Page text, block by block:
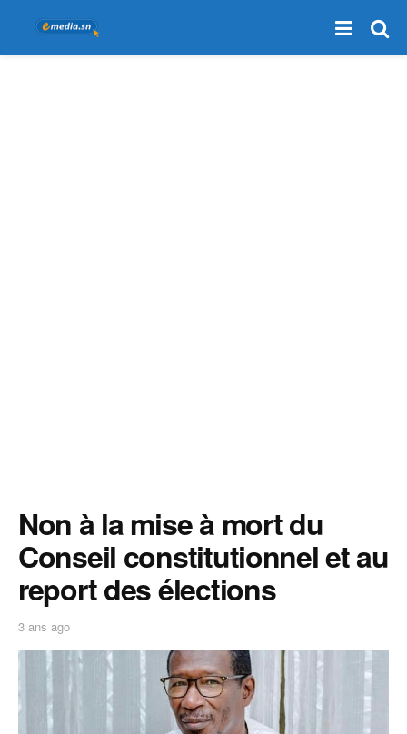
Non à la mise à mort du
Conseil constitutionnel et au
report des élections
3 ans ago